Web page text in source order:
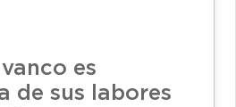
es
de sus labores